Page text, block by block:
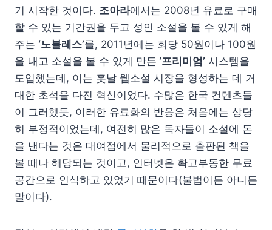
기 시작한 것이다. 조아라에서는 2008년 유료로 구매
할 수 있는 기간권을 두고 성인 소설을 볼 수 있게 해
주는 ‘노블레스’를, 2011년에는 회당 50원이나 100원
을 내고 소설을 볼 수 있게 만든 ‘프리미엄’ 시스템을
도입했는데, 이는 훗날 웹소설 시장을 형성하는 데 거
대한 초석을 다진 혁신이었다. 수많은 한국 컨텐츠들
이 그러했듯, 이러한 유료화의 반응은 처음에는 상당
히 부정적이었는데, 여전히 많은 독자들이 소설에 돈
을 낸다는 것은 대여점에서 물리적으로 출판된 책을
볼 때나 해당되는 것이고, 인터넷은 확고부동한 무료
공간으로 인식하고 있었기 때문이다(불법이든 아니든
말이다).